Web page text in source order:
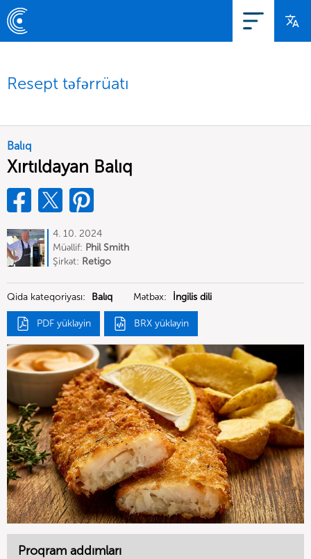
Resept təfərrüatı
Balıq
Xırtıldayan Balıq
4. 10. 2024
Müəllif: Phil Smith
Şirkət: Retigo
Qida kateqoriyası: Balıq Mətbəx: İngilis dili
PDF yükləyin BRX yükləyin
Proqram addımları